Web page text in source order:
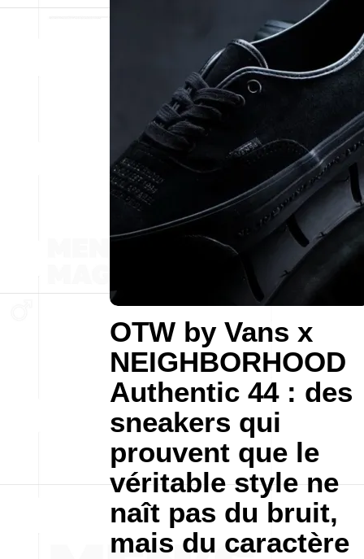
OTW by Vans x
NEIGHBORHOOD
Authentic 44 : des
sneakers qui
prouvent que le
véritable style ne
naît pas du bruit,
mais du caractère